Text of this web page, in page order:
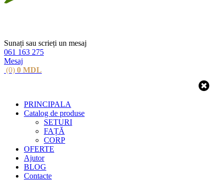
Sunați sau scrieți un mesaj
061 163 275
Mesaj
(0) 0 MDL
PRINCIPALA
Catalog de produse
SETURI
FAȚĂ
CORP
OFERTE
Ajutor
BLOG
Contacte